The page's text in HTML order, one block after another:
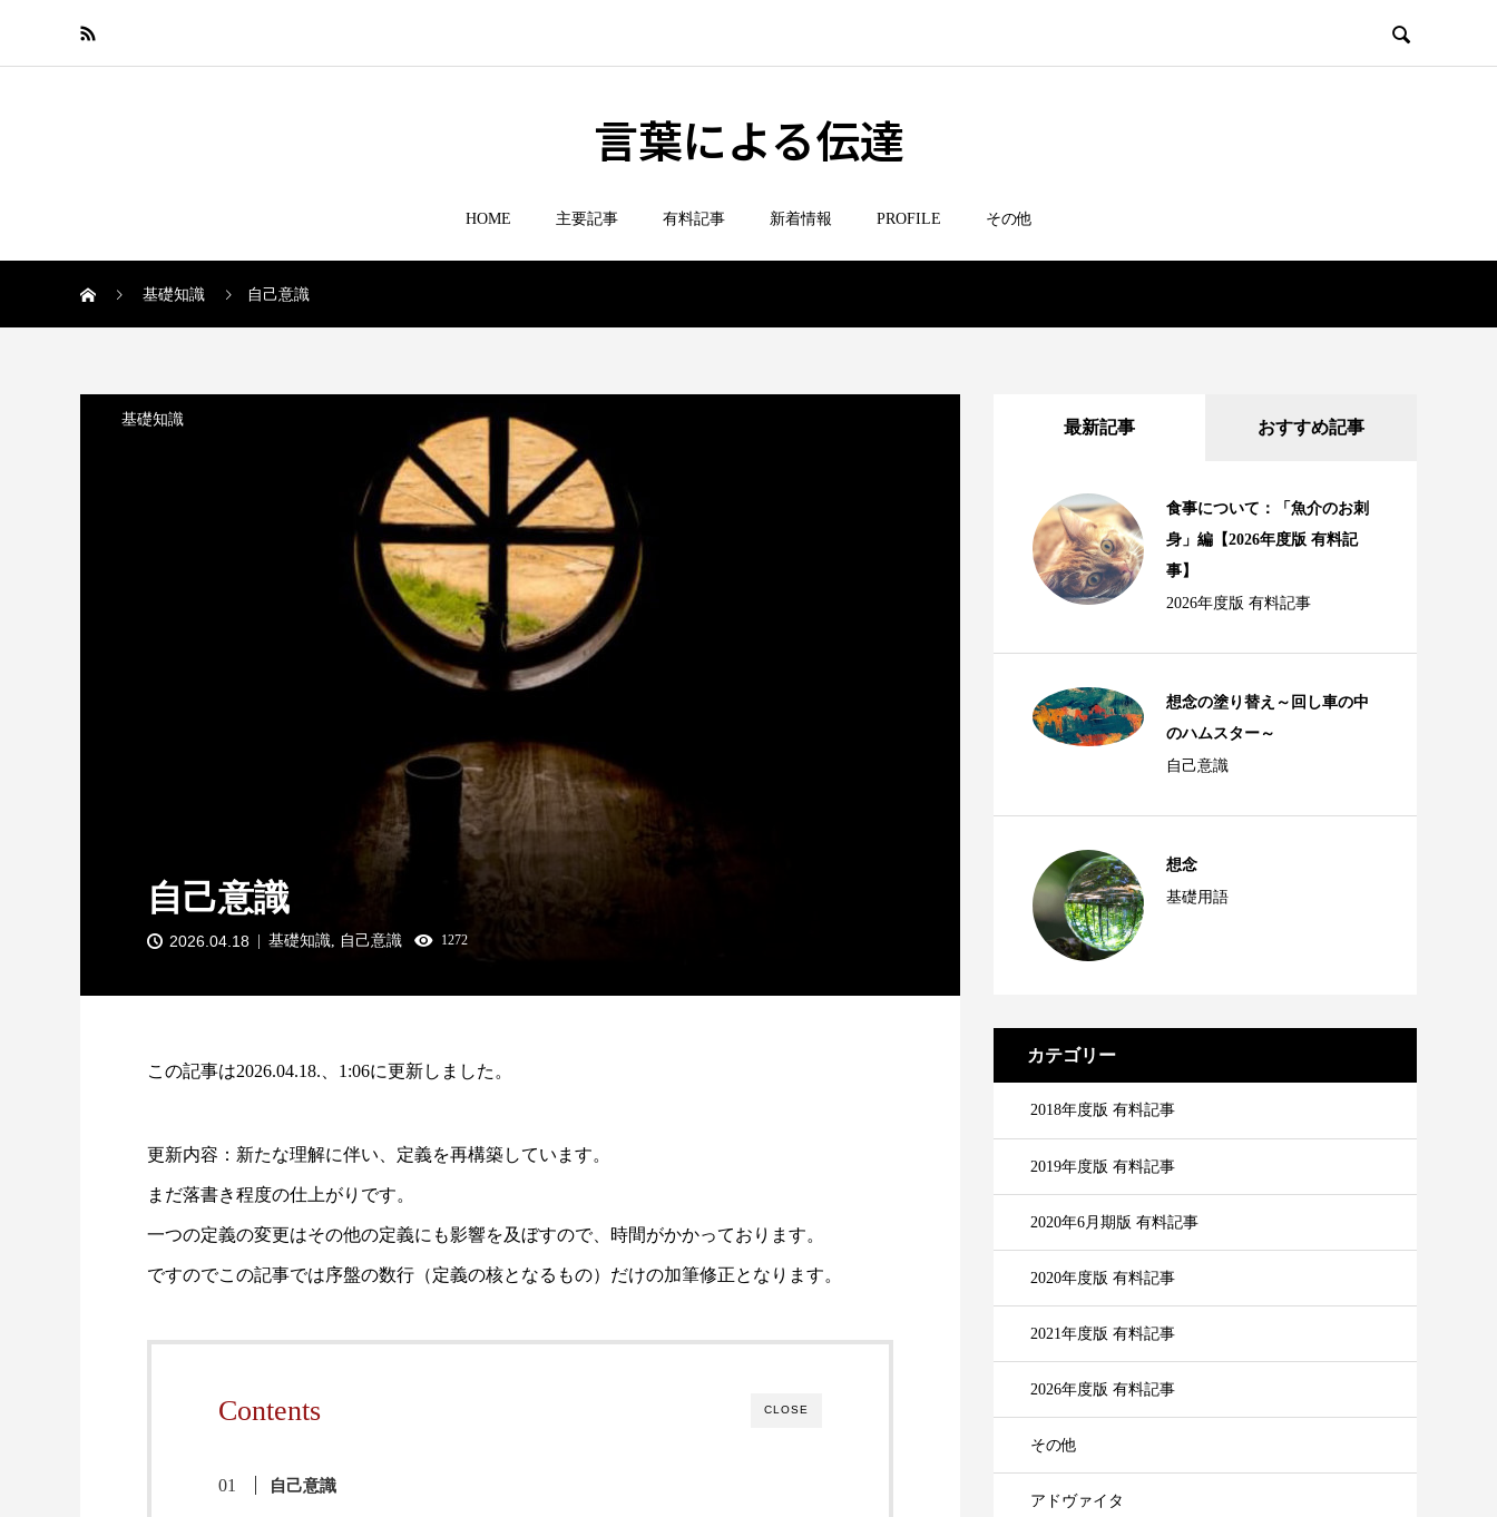

言葉による伝達
HOME 主要記事 有料記事 新着情報 PROFILE その他
基礎知識 自己意識
基礎知識
自己意識
2026.04.18 基礎知識 自己意識 1272
この記事は2026.04.18.、1:06に更新しました。
更新内容：新たな理解に伴い、定義を再構築しています。
まだ落書き程度の仕上がりです。
一つの定義の変更はその他の定義にも影響を及ぼすので、時間がかかっております。
ですのでこの記事では序盤の数行（定義の核となるもの）だけの加筆修正となります。
CLOSE
Contents
自己意識
最新記事 おすすめ記事
食事について：「魚介のお刺
身」編【2026年度版 有料記
事】
2026年度版 有料記事
想念の塗り替え～回し車の中
のハムスター～
自己意識
想念
基礎用語
カテゴリー
2018年度版 有料記事
2019年度版 有料記事
2020年6月期版 有料記事
2020年度版 有料記事
2021年度版 有料記事
2026年度版 有料記事
その他
アドヴァイタ